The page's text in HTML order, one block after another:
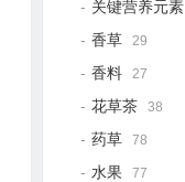
关键营养元素
香草 29
香料 27
花草茶 38
药草 78
水果 77